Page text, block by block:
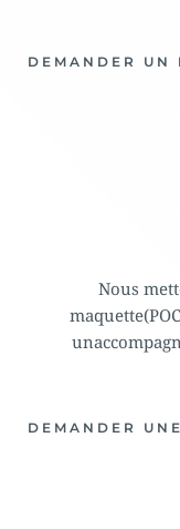
DEMANDER UN
Nous
DEMANDER